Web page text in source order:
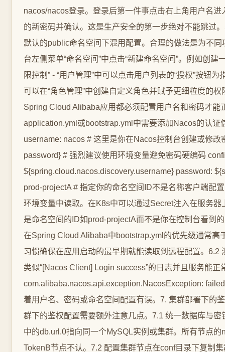
nacos/nacos登录。登录后第一件事点击右上角用户名进
的新密码并确认。这是生产安全的第一步绝对不能跳过
默认的public命名空间下混用配置。合理的做法是为不
台左侧菜单“命名空间”中点击“新建命名空间”。例如创
限控制” - “用户管理”中可以点击用户列表的“授权”按
可以在“角色管理”中创建自定义角色并赋予更细粒度的
Spring Cloud Alibaba应用都必须配置用户名和密码才
application.yml或bootstrap.yml中需要添加Nacos的认
username: nacos # 这里是你在Nacos控制台创建或修
password} # 强烈建议使用环境变量避免密码硬编码
${spring.cloud.nacos.discovery.username} password:
prod-projectA # 指定你的命名空间ID不是名称客户端配
环境变量中读取。在K8s中可以通过Secret注入在服务
是命名空间的ID如prod-projectA而不是你在控制台看到
在Spring Cloud Alibaba中bootstrap.yml的优先级通常
习惯确保在应用启动的最早期就能读取到远程配置。
类似“[Nacos Client] Login success”的日志并且服务能
com.alibaba.nacos.api.exception.NacosException:
着用户名、密码或命名空间配置有误。7. 集群部署下的
群下的鉴权配置需要额外注意几点。7.1 统一数据库与
中的db.url.0指向同一个MySQL实例或集群。所有节点
TokenB节点不认。7.2 配置集群节点在conf目录下复制